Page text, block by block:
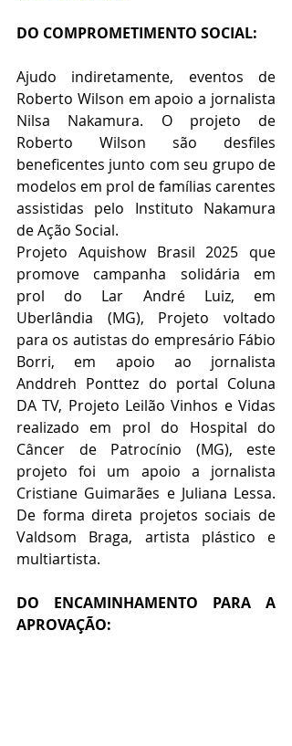
DO COMPROMETIMENTO SOCIAL:
Ajudo indiretamente, eventos de
Roberto Wilson em apoio a jornalista
Nilsa Nakamura. O projeto de
Roberto Wilson são desfiles
beneficentes junto com seu grupo de
modelos em prol de famílias carentes
assistidas pelo Instituto Nakamura
de Ação Social.
Projeto Aquishow Brasil 2025 que
promove campanha solidária em
prol do Lar André Luiz, em
Uberlândia (MG), Projeto voltado
para os autistas do empresário Fábio
Borri, em apoio ao jornalista
Anddreh Ponttez do portal Coluna
DA TV, Projeto Leilão Vinhos e Vidas
realizado em prol do Hospital do
Câncer de Patrocínio (MG), este
projeto foi um apoio a jornalista
Cristiane Guimarães e Juliana Lessa.
De forma direta projetos sociais de
Valdsom Braga, artista plástico e
multiartista.
DO ENCAMINHAMENTO PARA A
APROVAÇÃO: